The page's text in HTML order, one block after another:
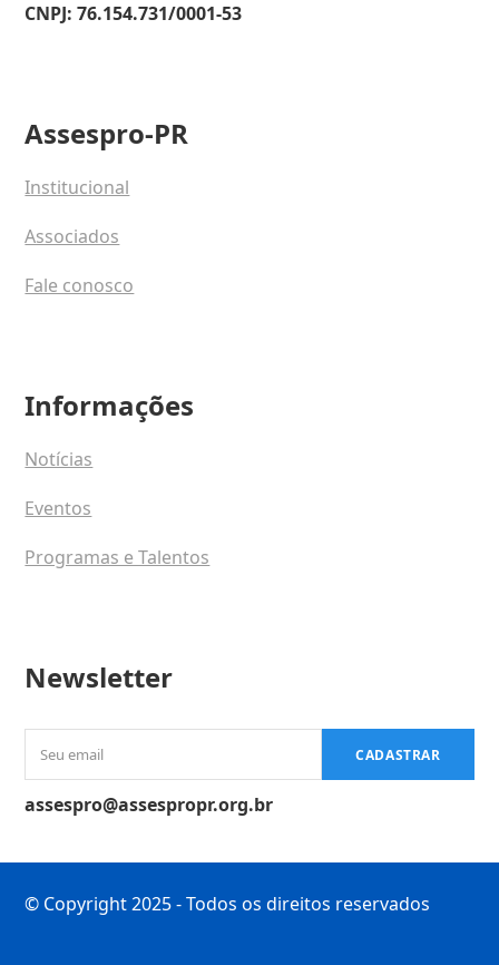
CNPJ: 76.154.731/0001-53
Assespro-PR
Institucional
Associados
Fale conosco
Informações
Notícias
Eventos
Programas e Talentos
Newsletter
email
CADASTRAR
assespro@assespropr.org.br
© Copyright 2025 - Todos os direitos reservados